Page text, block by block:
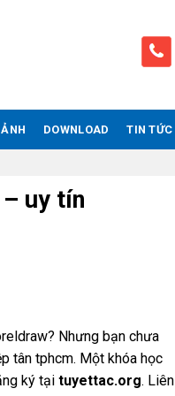
DOWNLOAD TIN TỨC
uy tín
Nhưng bạn chưa
tân tphcm. Một khóa học
ký tại tuyettac.org. Liên